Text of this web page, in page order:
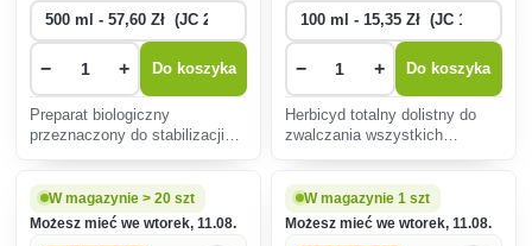
− + Do koszyka
Preparat biologiczny
przeznaczony do stabilizacji
mechanizmy obronne roślin
przed szkodnikami żrącymi i
ssakami, promuje ich witalność
− + Do koszyka
Herbicyd totalny dolistny do
zwalczania wszystkich
zakładaniem nowych użytków
zielonych.
W magazynie > 20 szt
Możesz mieć we wtorek, 11.08.
W magazynie 1 szt
Możesz mieć we wtorek, 11.08.